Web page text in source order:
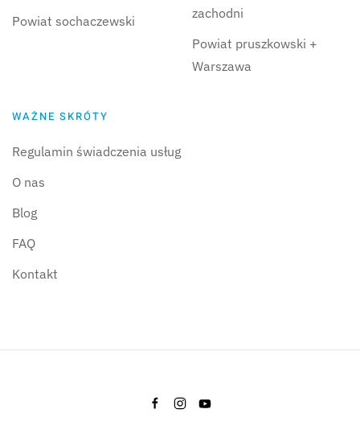
Powiat sochaczewski
zachodni
Powiat pruszkowski +
Warszawa
WAŻNE SKRÓTY
Regulamin świadczenia usług
O nas
Blog
FAQ
Kontakt